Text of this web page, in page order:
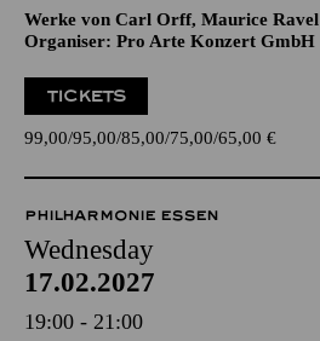
Werke von Carl Orff, Maurice Ravel
Organiser: Pro Arte Konzert GmbH
TICKETS
99,00 95,00 85,00 75,00 65,00 €
PHILHARMONIE ESSEN
Wednesday
17.02.2027
19:00 - 21:00